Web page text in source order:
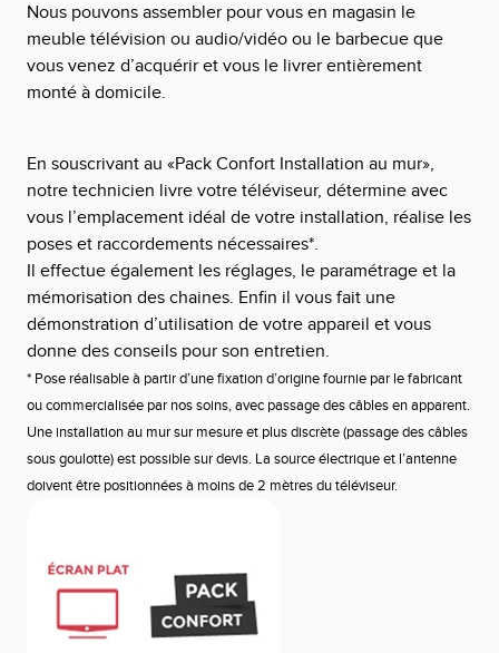
Nous pouvons assembler pour vous en magasin le
meuble télévision ou audio/vidéo ou le barbecue que
vous venez d’acquérir et vous le livrer entièrement
monté à domicile.
En souscrivant au «Pack Confort Installation au mur»,
notre technicien livre votre téléviseur, détermine avec
vous l’emplacement idéal de votre installation, réalise les
poses et raccordements nécessaires*.
Il effectue également les réglages, le paramétrage et la
mémorisation des chaines. Enfin il vous fait une
démonstration d’utilisation de votre appareil et vous
donne des conseils pour son entretien.
* Pose réalisable à partir d’une fixation d’origine fournie par le fabricant
ou commercialisée par nos soins, avec passage des câbles en apparent.
Une installation au mur sur mesure et plus discrète (passage des câbles
sous goulotte) est possible sur devis. La source électrique et l’antenne
doivent être positionnées à moins de 2 mètres du téléviseur.